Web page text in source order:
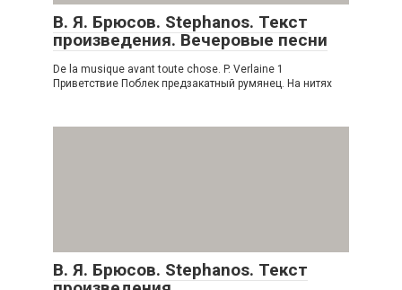
В. Я. Брюсов. Stephanos. Текст
произведения. Вечеровые песни
De la musique avant toute chose. P. Verlaine 1
Приветствие Поблек предзакатный румянец. На нитях
В. Я. Брюсов. Stephanos. Текст